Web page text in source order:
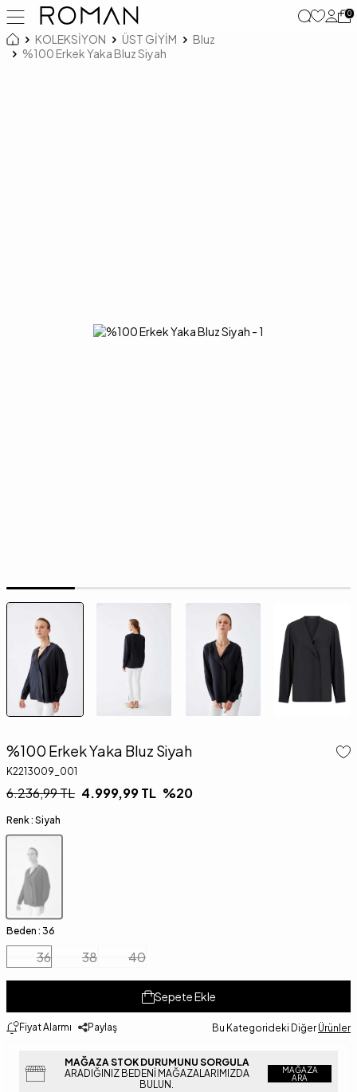
0
KOLEKSİYON ÜST GİYİM
Bluz
%100 Erkek Yaka Bluz Siyah
%100 Erkek Yaka Bluz Siyah
K2213009_001
6.236,99TL 4.999,99TL %20
Renk : Siyah
Beden : 36
36 38 40
Sepete Ekle
Fiyat Alarmı Paylaş Bu Kategorideki Diğer Ürünler
MAĞAZA STOK DURUMUNU SORGULA
ARADIĞINIZ BEDENI MAĞAZALARIMIZDA
BULUN.
MAĞAZA
ARA